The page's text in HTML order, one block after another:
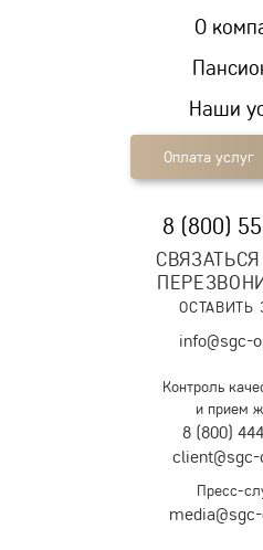
Наши
О
Оплата услуг
8 (800)
ОСТАВИТЬ
info@sgc-
Контроль
и прием
8 (800)
Пресс-